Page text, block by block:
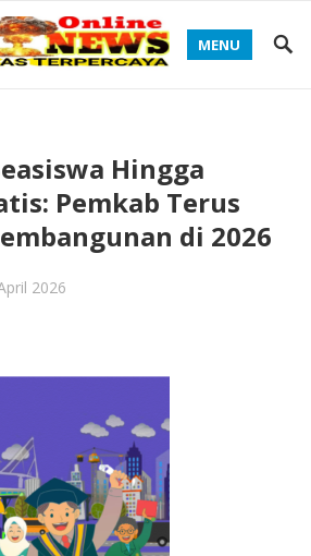
MENU
Hingga
Pemkab Terus
di 2026
2026